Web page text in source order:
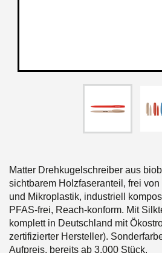
Matter Drehkugelschreiber aus
sichtbarem Holzfaseranteil, frei
und Mikroplastik, industriell
PFAS-frei, Reach-konform. Mit
komplett in Deutschland mit
zertifizierter Hersteller).
Aufpreis, bereits ab 3.000 Stück.